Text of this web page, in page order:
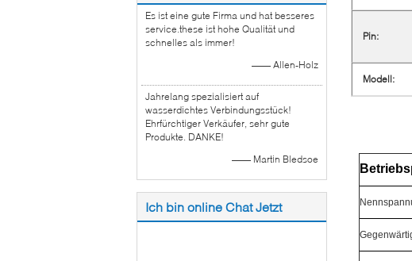
Es ist eine gute Firma und hat besseres
service.these ist hohe Qualität und
schnelles als immer!
—— Allen-Holz
Jahrelang spezialisiert auf
wasserdichtes Verbindungsstück!
Ehrfürchtiger Verkäufer, sehr gute
Produkte. DANKE!
—— Martin Bledsoe
Ich bin online Chat Jetzt
Pin:
Modell: